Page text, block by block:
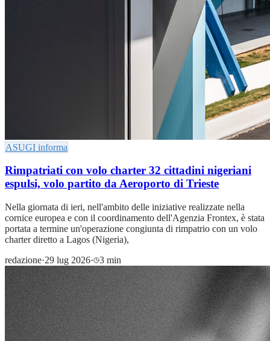
ASUGI informa
Rimpatriati con volo charter 32 cittadini nigeriani
espulsi, volo partito da Aeroporto di Trieste
Nella giornata di ieri, nell'ambito delle iniziative realizzate nella
cornice europea e con il coordinamento dell'Agenzia Frontex, è stata
portata a termine un'operazione congiunta di rimpatrio con un volo
charter diretto a Lagos (Nigeria),
redazione·29 lug 2026· 3 min